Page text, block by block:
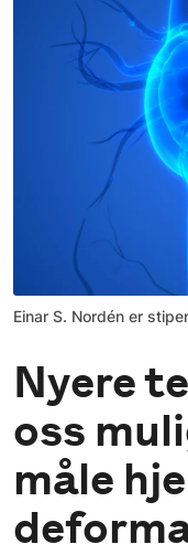
Einar S. Nordén er
Nyere
oss
måle